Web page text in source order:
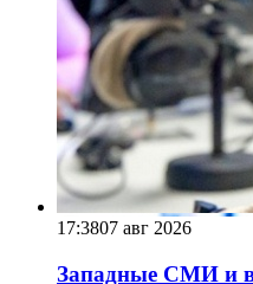
17:3807 авг 2026
Западные СМИ и